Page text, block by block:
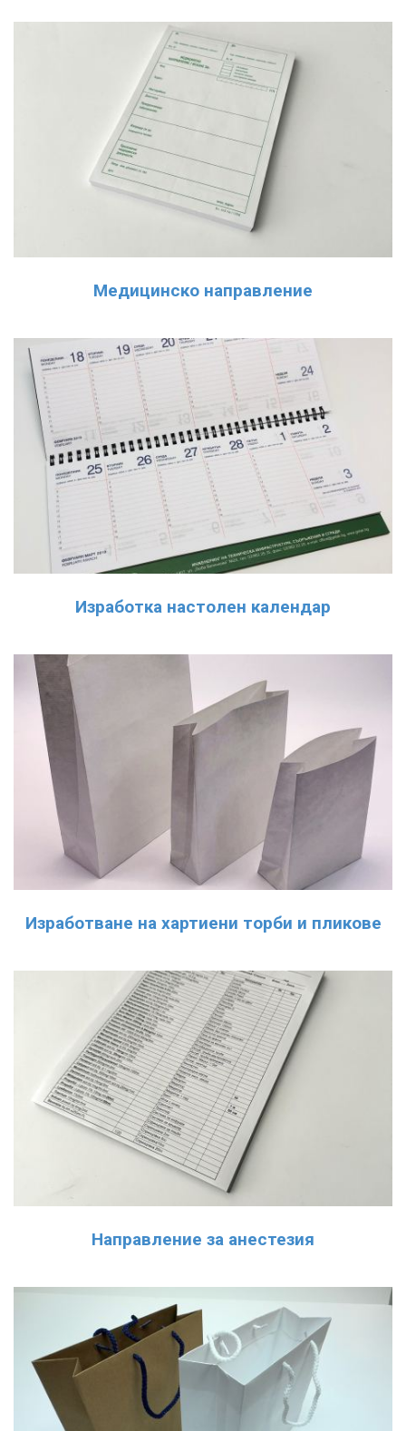
Медицинско направление
Изработка настолен календар
Изработване на хартиени торби и пликове
Направление за анестезия